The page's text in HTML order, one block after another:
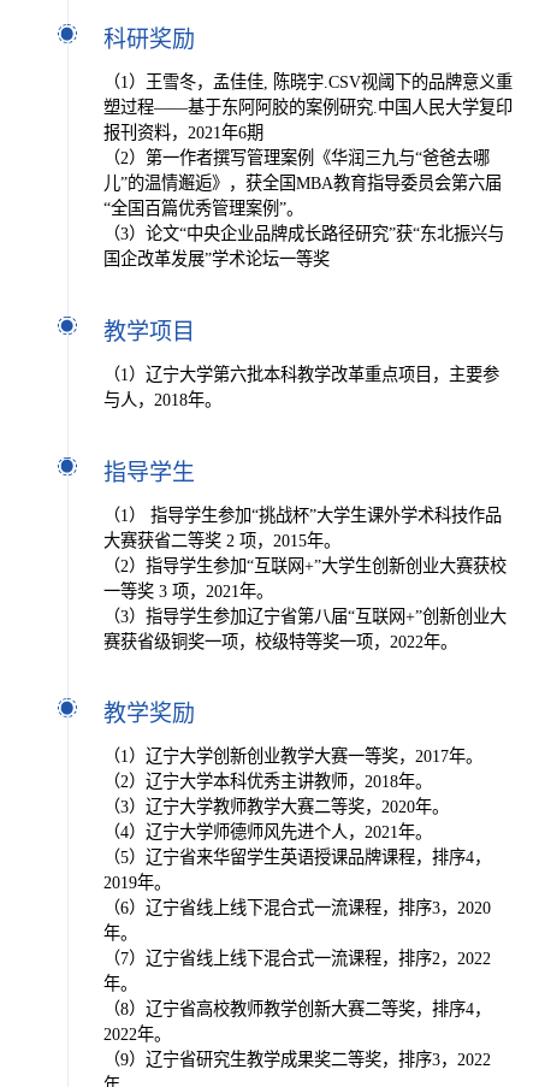
科研奖励
（1）王雪冬，孟佳佳, 陈晓宇.CSV视阈下的品牌意义重
塑过程——基于东阿阿胶的案例研究.中国人民大学复印
报刊资料，2021年6期
（2）第一作者撰写管理案例《华润三九与“爸爸去哪
儿”的温情邂逅》，获全国MBA教育指导委员会第六届
“全国百篇优秀管理案例”。
（3）论文“中央企业品牌成长路径研究”获“东北振兴与
国企改革发展”学术论坛一等奖
教学项目
（1）辽宁大学第六批本科教学改革重点项目，主要参
与人，2018年。
指导学生
（1） 指导学生参加“挑战杯”大学生课外学术科技作品
大赛获省二等奖 2 项，2015年。
（2）指导学生参加“互联网+”大学生创新创业大赛获校
一等奖 3 项，2021年。
（3）指导学生参加辽宁省第八届“互联网+”创新创业大
赛获省级铜奖一项，校级特等奖一项，2022年。
教学奖励
（1）辽宁大学创新创业教学大赛一等奖，2017年。
（2）辽宁大学本科优秀主讲教师，2018年。
（3）辽宁大学教师教学大赛二等奖，2020年。
（4）辽宁大学师德师风先进个人，2021年。
（5）辽宁省来华留学生英语授课品牌课程，排序4，
2019年。
（6）辽宁省线上线下混合式一流课程，排序3，2020
年。
（7）辽宁省线上线下混合式一流课程，排序2，2022
年。
（8）辽宁省高校教师教学创新大赛二等奖，排序4，
2022年。
（9）辽宁省研究生教学成果奖二等奖，排序3，2022